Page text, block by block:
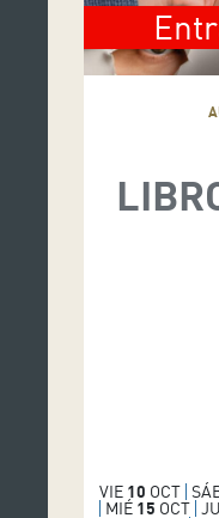
VIE 10 OCT
MIÉ 15 OCT